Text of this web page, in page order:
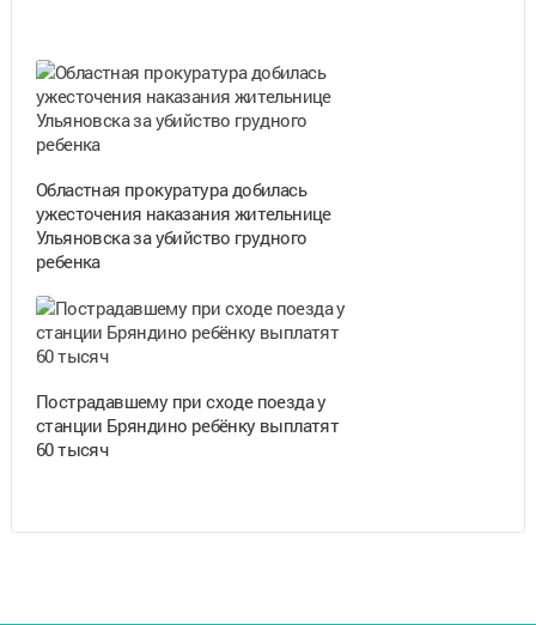
Областная прокуратура добилась
ужесточения наказания жительнице
Ульяновска за убийство грудного
ребенка
Пострадавшему при сходе поезда у
станции Бряндино ребёнку выплатят
60 тысяч